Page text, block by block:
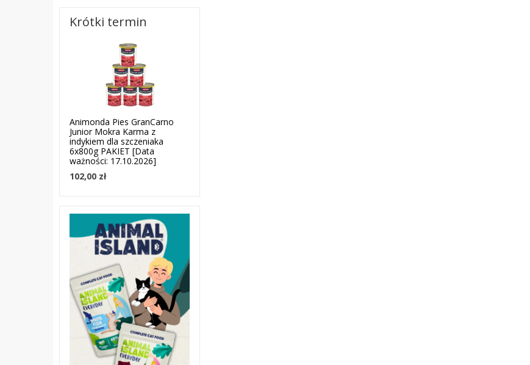
Krótki termin
Animonda Pies GranCarno
Junior Mokra Karma z
indykiem dla szczeniaka
6x800g PAKIET [Data
ważności: 17.10.2026]
102,00 zł